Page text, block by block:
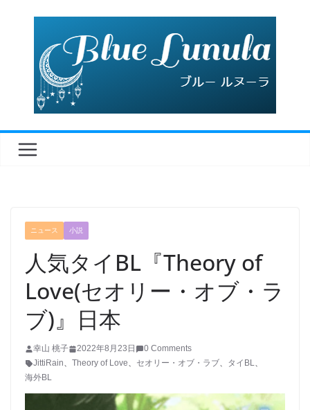
ニュース 小説
人気タイBL『Theory of
Love(セオリー・オブ・ラ
ブ)』日本
幸山 桃子 2022年8月23日
0 Comments
JittiRain、 Theory of Love、 セオリー・オブ・ラブ、 タイBL、
海外BL